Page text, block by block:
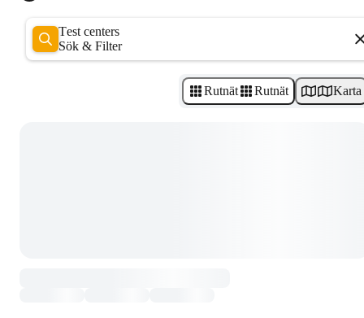
Test centers
Sök & Filter
Rutnät Rutnät Karta